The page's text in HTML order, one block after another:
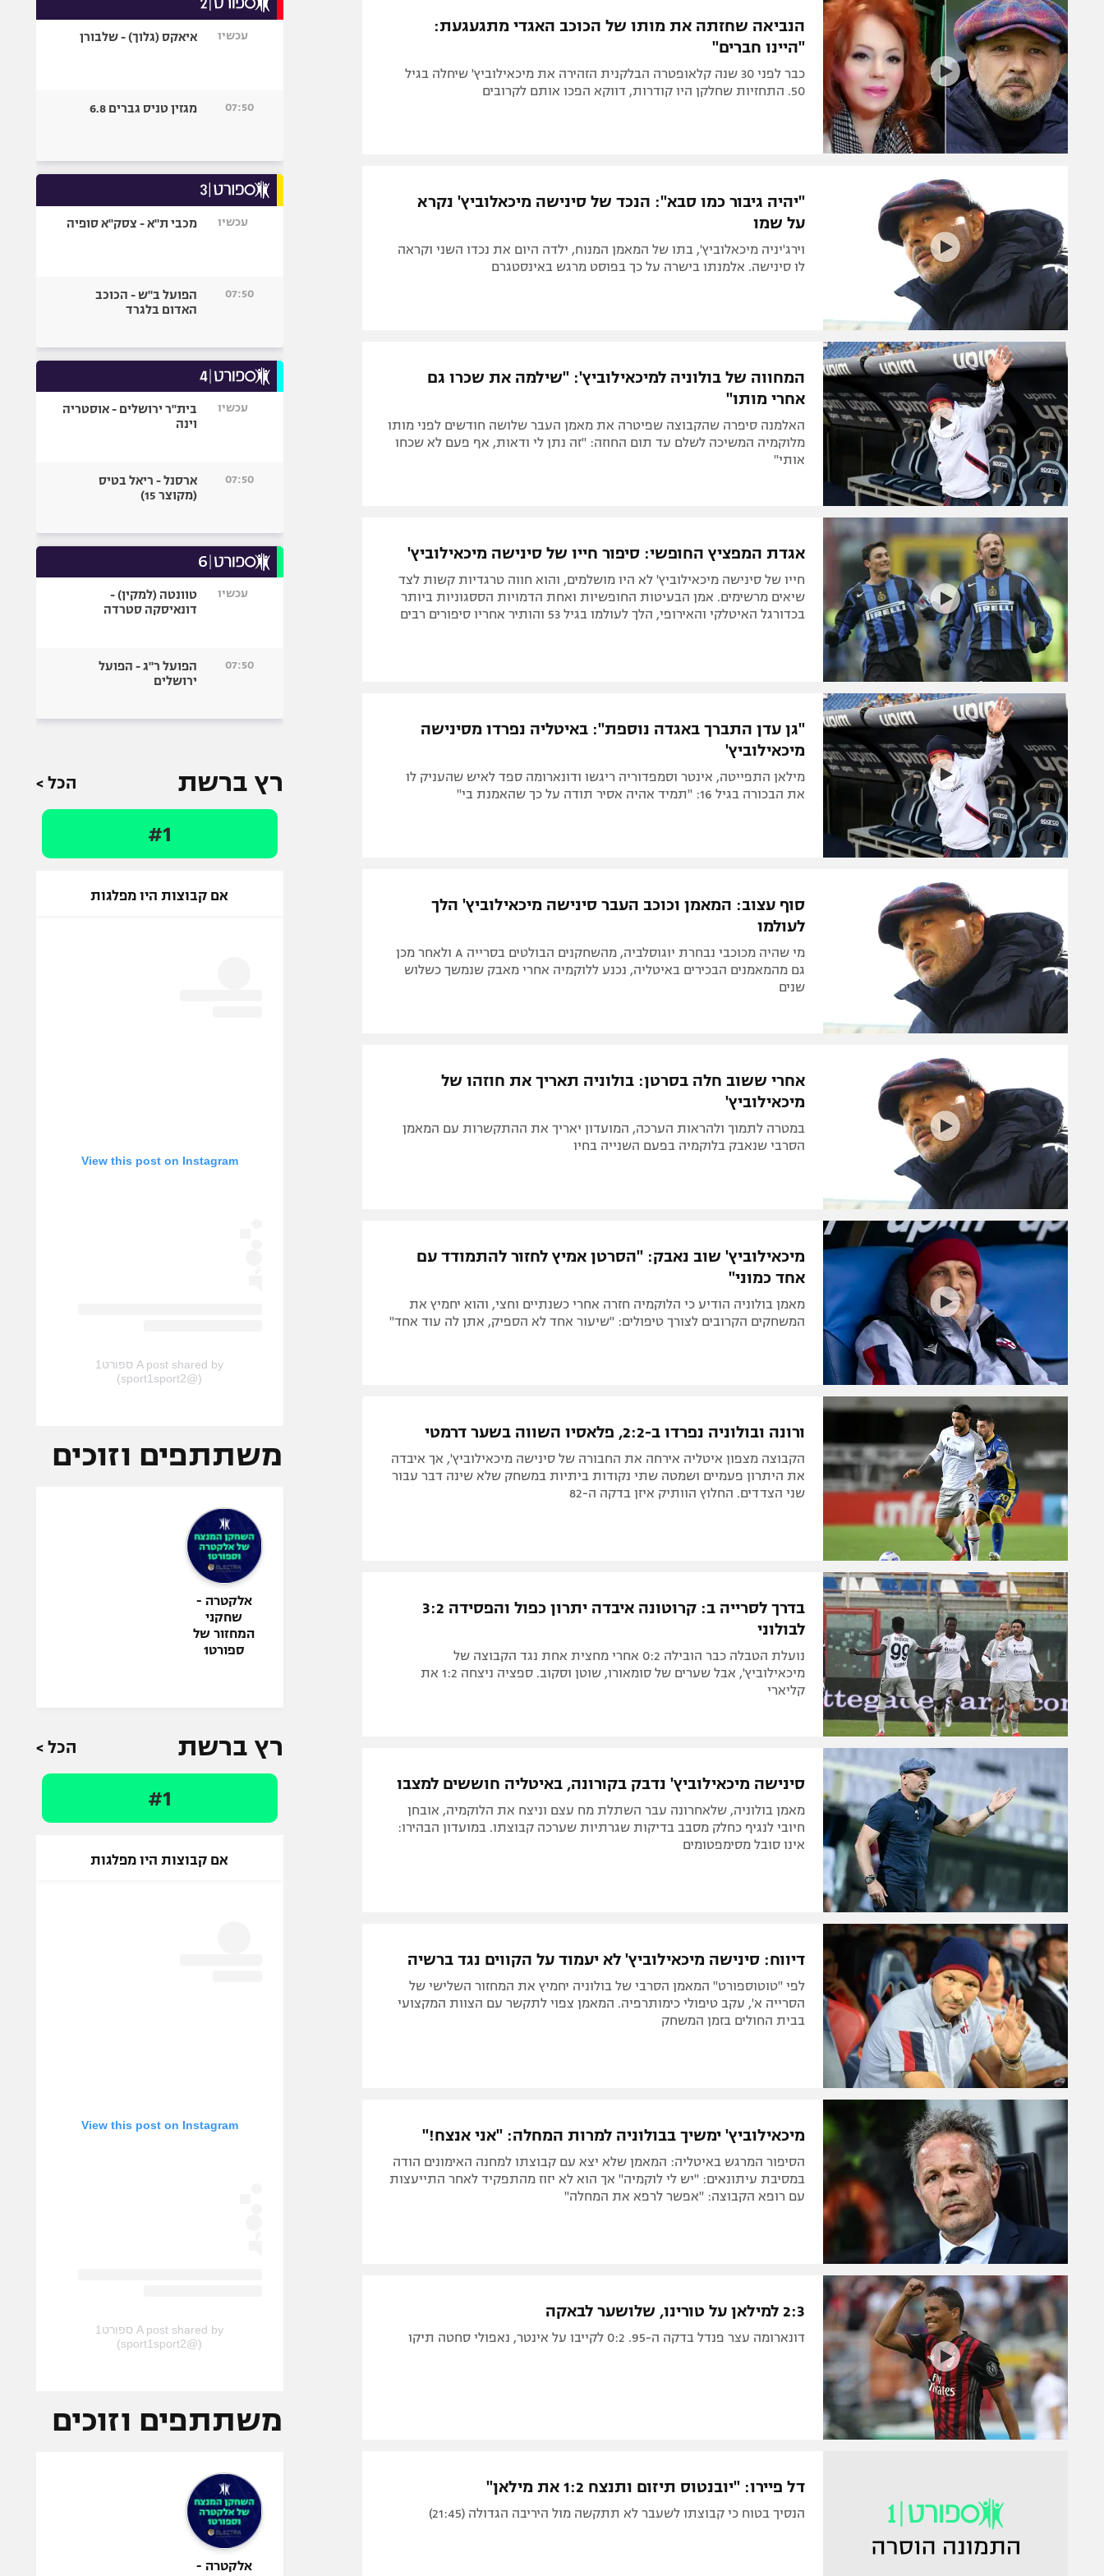
תקנון משתתפים וזוכים בפרסים
תקנון עבור פעילות אלקטרה
תקנון עבור פעילות ספורט 1 – "מרלן"
טניס
גיימינג E-Sports
מדיניות פרטיות
תקנון פעילות ספורט 1
רשיון להקרנה פומבית לבית עסק
הצטרפות לחבילת הערוצים
לוח דרושים – ג'ובנט
תגיות
המגזין
הפועל חיפה
הפועל באר שבע
מכבי נתניה
ליגות נוספות
ספורט מוטורי
בייסבול MLB
גיימינג E-Sports
הנביאה שחזתה את מותו של הכוכב האגדי מתגעגעת:
"היינו חברים"
כבר לפני 30 שנה קלאופטרה הבלקנית הזהירה את מיכאילוביץ' שיחלה בגיל
50. התחזיות שחלקן היו קודרות, דווקא הפכו אותם לקרובים
"יהיה גיבור כמו סבא": הנכד של סינישה מיכאלוביץ' נקרא
על שמו
וירג'יניה מיכאלוביץ', בתו של המאמן המנוח, ילדה היום את נכדו השני וקראה
לו סינישה. אלמנתו בישרה על כך בפוסט מרגש באינסטגרם
המחווה של בולוניה למיכאילוביץ': "שילמה את שכרו גם
אחרי מותו"
האלמנה סיפרה שהקבוצה שפיטרה את מאמן העבר שלושה חודשים לפני מותו
מלוקמיה המשיכה לשלם עד תום החוזה: "זה נתן לי ודאות, אף פעם לא שכחו
אותי"
אגדת המפציץ החופשי: סיפור חייו של סינישה מיכאילוביץ'
חייו של סינישה מיכאילוביץ' לא היו מושלמים, והוא חווה טרגדיות קשות לצד
שיאים מרשימים. אמן הבעיטות החופשיות ואחת הדמויות הססגוניות ביותר
בכדורגל האיטלקי והאירופי, הלך לעולמו בגיל 53 והותיר אחריו סיפורים רבים
"גן עדן התברך באגדה נוספת": באיטליה נפרדו מסינישה
מיכאילוביץ'
מילאן התפייטה, אינטר וסמפדוריה ריגשו ודונארומה ספד לאיש שהעניק לו
את הבכורה בגיל 16: "תמיד אהיה אסיר תודה על כך שהאמנת בי"
סוף עצוב: המאמן וכוכב העבר סינישה מיכאילוביץ' הלך
לעולמו
מי שהיה מכוכבי נבחרת יוגוסלביה, מהשחקנים הבולטים בסרייה A ולאחר מכן
גם מהמאמנים הבכירים באיטליה, נכנע ללוקמיה אחרי מאבק שנמשך כשלוש
שנים
אחרי ששוב חלה בסרטן: בולוניה תאריך את חוזהו של
מיכאילוביץ'
במטרה לתמוך ולהראות הערכה, המועדון יאריך את ההתקשרות עם המאמן
הסרבי שנאבק בלוקמיה בפעם השנייה בחיו
מיכאילוביץ' שוב נאבק: "הסרטן אמיץ לחזור להתמודד עם
אחד כמוני"
מאמן בולוניה הודיע כי הלוקמיה חזרה אחרי כשנתיים וחצי, והוא יחמיץ את
המשחקים הקרובים לצורך טיפולים: "שיעור אחד לא הספיק, אתן לה עוד אחד"
ורונה ובולוניה נפרדו ב-2:2, פלאסיו השווה בשער דרמטי
הקבוצה מצפון איטליה אירחה את החבורה של סינישה מיכאילוביץ', אך איבדה
את היתרון פעמיים ושמטה שתי נקודות ביתיות במשחק שלא שינה דבר עבור
שני הצדדים. החלוץ הוותיק איזן בדקה ה-82
בדרך לסרייה ב: קרוטונה איבדה יתרון כפול והפסידה 3:2
לבולוני
נועלת הטבלה כבר הובילה 0:2 אחרי מחצית אחת נגד הקבוצה של
מיכאילוביץ', אבל שערים של סומאורו, שוטן וסקוב. ספציה ניצחה 1:2 את
קליארי
סינישה מיכאילוביץ' נדבק בקורונה, באיטליה חוששים למצבו
מאמן בולוניה, שלאחרונה עבר השתלת מח עצם וניצח את הלוקמיה, אובחן
חיובי לנגיף כחלק מסבב בדיקות שגרתיות שערכה קבוצתו. במועדון הבהירו:
אינו סובל מסימפטומים
דיווח: סינישה מיכאילוביץ' לא יעמוד על הקווים נגד ברשיה
לפי "טוטוספורט" המאמן הסרבי של בולוניה יחמיץ את המחזור השלישי של
הסרייה א', עקב טיפולי כימותרפיה. המאמן צפוי לתקשר עם הצוות המקצועי
בבית החולים בזמן המשחק
מיכאילוביץ' ימשיך בבולוניה למרות המחלה: "אני אנצח!"
הסיפור המרגש באיטליה: המאמן שלא יצא עם קבוצתו למחנה האימונים הודה
במסיבת עיתונאים: "יש לי לוקמיה" אך הוא לא יזוז מהתפקיד לאחר התייעצות
עם רופא הקבוצה: "אפשר לרפא את המחלה"
2:3 למילאן על טורינו, שלושער לבאקה
דונארומה עצר פנדל בדקה ה-95. 0:2 לקייבו על אינטר, נאפולי סחטה תיקו
דל פיירו: "יובנטוס תיזום ותנצח 1:2 את מילאן"
הנסיך בטוח כי קבוצתו לשעבר לא תתקשה מול היריבה הגדולה (21:45)
עכשיו איאקס (גלוך) - שלבורן
07:50 מגזין טניס גברים 6.8
עכשיו מכבי ת"א - צסק"א סופיה
07:50
הפועל ב"ש - הכוכב
האדום בלגרד
עכשיו
בית"ר ירושלים - אוסטריה
וינה
07:50
ארסנל - ריאל בטיס
(מקוצר 15)
עכשיו
טוונטה (למקין) -
דונאיסקה סטרדה
07:50
הפועל ר"ג - הפועל
ירושלים
רץ ברשת הכל >
#1
אם קבוצות היו מפלגות
View this post on Instagram
A post shared by ספורט1
(@sport1sport2)
משתתפים וזוכים
אלקטרה -
שחקני
המחזור של
ספורט1
רץ ברשת הכל >
#1
אם קבוצות היו מפלגות
View this post on Instagram
A post shared by ספורט1
(@sport1sport2)
משתתפים וזוכים
אלקטרה -